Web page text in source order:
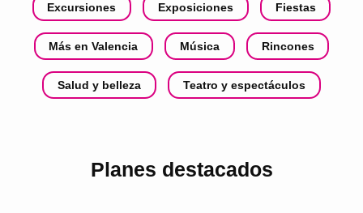
Excursiones Exposiciones Fiestas
Más en Valencia Música Rincones
Salud y belleza Teatro y espectáculos
Planes destacados